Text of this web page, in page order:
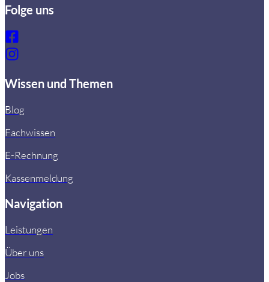
Folge uns
Wissen und Themen
Blog
Fachwissen
E-Rechnung
Kassenmeldung
Navigation
Leistungen
Über uns
Jobs